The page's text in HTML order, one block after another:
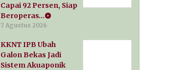
Capai 92 Persen, Siap
Beroperas…
7 Agustus 2026
KKNT IPB Ubah
Galon Bekas Jadi
Sistem Akuaponik